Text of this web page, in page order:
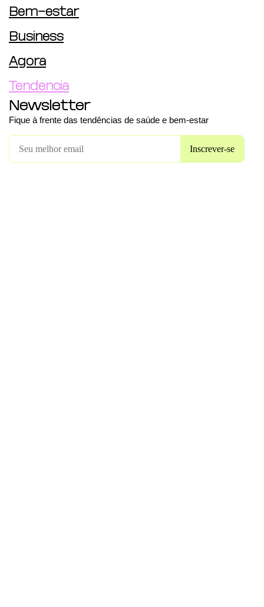
Bem-estar
Business
Agora
Tendência
Newsletter
Fique à frente das tendências de saúde e bem-estar